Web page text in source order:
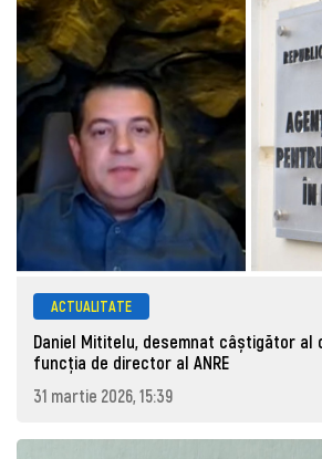
ACTUALITATE
Daniel Mititelu, desemnat câștigător al
funcția de director al ANRE
31 martie 2026, 15:39